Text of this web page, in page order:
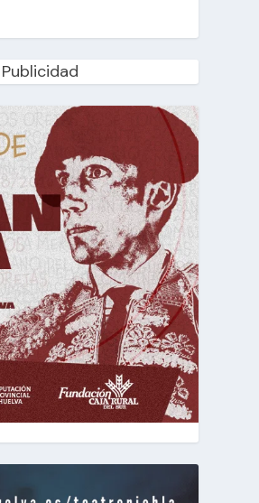
Publicidad